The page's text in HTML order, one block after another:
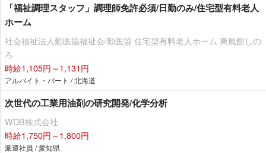
「福祉調理スタッフ」調理師免許必須/日勤のみ/住宅型有料老人
ホーム
社会福祉法人勤医協福祉会/勤医協 住宅型有料老人ホーム 爽風館しの
ろ
時給1,105円～1,131円
アルバイト・パート / 北海道
次世代の工業用油剤の研究開発/化学分析
WDB株式会社
時給1,750円～1,800円
派遣社員 / 愛知県